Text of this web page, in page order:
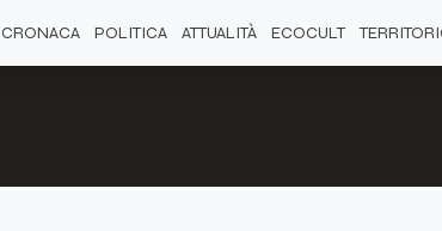
CRONACA POLITICA ATTUALITÀ ECOCULT